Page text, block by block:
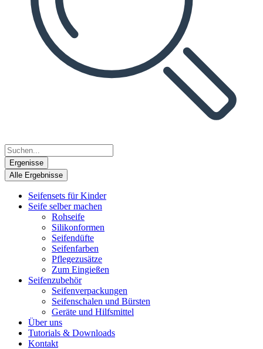
Ergenisse
Alle Ergebnisse
Seifensets für Kinder
Seife selber machen
Rohseife
Silikonformen
Seifendüfte
Seifenfarben
Pflegezusätze
Zum Eingießen
Seifenzubehör
Seifenverpackungen
Seifenschalen und Bürsten
Geräte und Hilfsmittel
Über uns
Tutorials & Downloads
Kontakt